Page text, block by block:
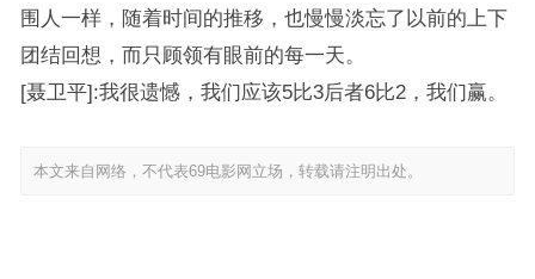
围人一样，随着时间的推移，也慢慢淡忘了以前的上下
团结回想，而只顾领有眼前的每一天。
[聂卫平]:我很遗憾，我们应该5比3后者6比2，我们赢。
本文来自网络，不代表69电影网立场，转载请注明出处。